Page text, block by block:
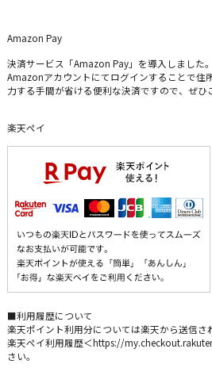
Amazon Pay
決済サービス「Amazon Pay」を導入しました。
Amazonアカウントにてログインすることで住
力する手間が省ける便利な決済ですので、ぜひ
楽天ペイ
■利用履歴について
楽天ポイント利用分については楽天から送信さ
楽天ペイ利用履歴＜https://
さい。